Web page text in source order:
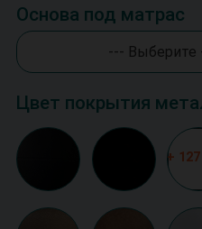
Основа под матрас
--- Выберите
Цвет покрытия
+